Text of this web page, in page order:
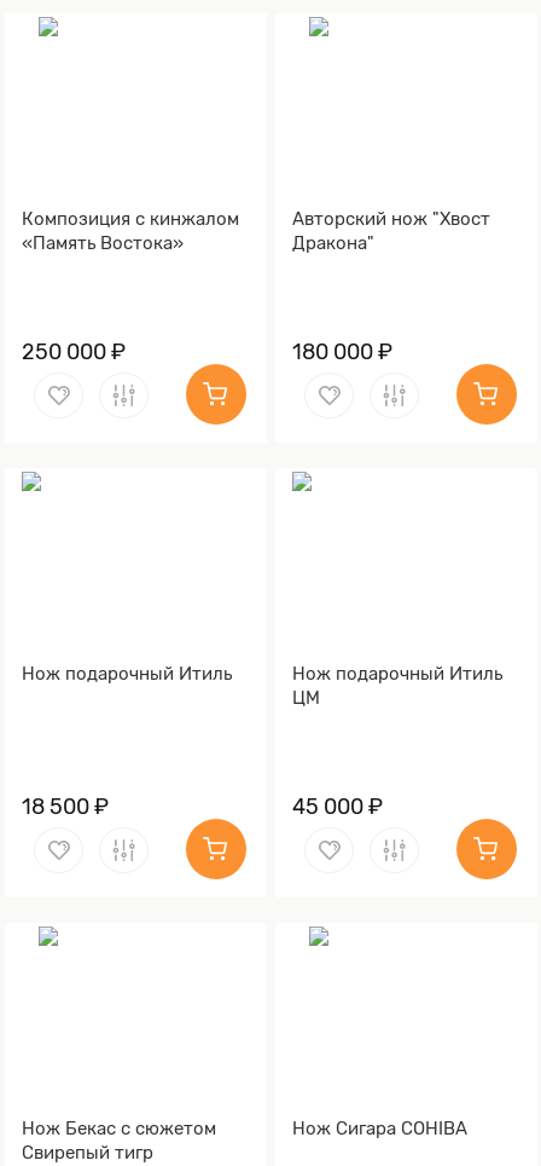
Композиция с кинжалом
«Память Востока»
250 000 ₽
Авторский нож "Хвост
Дракона"
180 000 ₽
Нож подарочный Итиль
18 500 ₽
Нож подарочный Итиль
ЦМ
45 000 ₽
Нож Бекас с сюжетом
Свирепый тигр
Нож Сигара COHIBA